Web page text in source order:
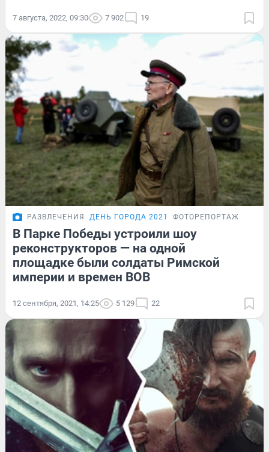
7 августа, 2022, 09:30 7 902 19
РАЗВЛЕЧЕНИЯ ДЕНЬ ГОРОДА 2021 ФОТОРЕПОРТАЖ
В Парке Победы устроили шоу
реконструкторов — на одной
площадке были солдаты Римской
империи и времен ВОВ
12 сентября, 2021, 14:25 5 129 22